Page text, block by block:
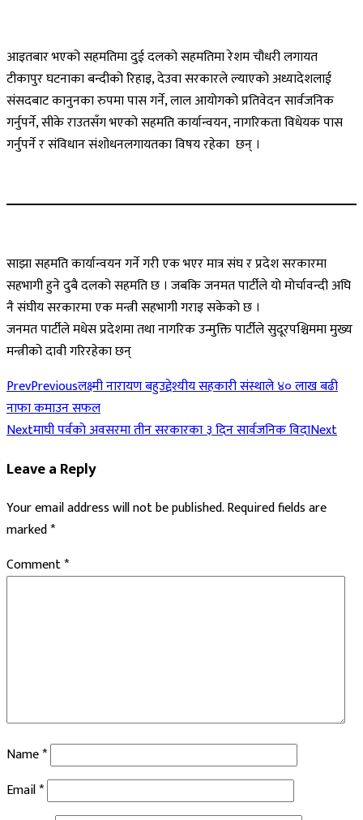
आइतबार भएको सहमतिमा दुई दलको सहमतिमा रेशम चौधरी लगायत
टीकापुर घटनाका बन्दीको रिहाइ, देउवा सरकारले ल्याएको अध्यादेशलाई
संसदबाट कानुनका रुपमा पास गर्ने, लाल आयोगको प्रतिवेदन सार्वजनिक
गर्नुपर्ने, सीके राउतसँग भएको सहमति कार्यान्वयन, नागरिकता विधेयक पास
गर्नुपर्ने र संविधान संशोधनलगायतका विषय रहेका छन् ।
साझा सहमति कार्यान्वयन गर्ने गरी एक भएर मात्र संघ र प्रदेश सरकारमा
सहभागी हुने दुबै दलको सहमति छ । जबकि जनमत पार्टीले यो मोर्चावन्दी अघि
नै संघीय सरकारमा एक मन्त्री सहभागी गराइ सकेको छ ।
जनमत पार्टीले मधेस प्रदेशमा तथा नागरिक उन्मुक्ति पार्टीले सुदूरपश्चिममा मुख्य
मन्त्रीको दावी गरिरहेका छन्
PrevPreviousलक्ष्मी नारायण बहुउद्देश्यीय सहकारी संस्थाले ४० लाख बढी
नाफा कमाउन सफल
Nextमाघी पर्वकाे अवसरमा तीन सरकारका ३ दिन सार्वजनिक विदाNext
Leave a Reply
Your email address will not be published.Required fields are
marked*
Comment*
Name*
Email*